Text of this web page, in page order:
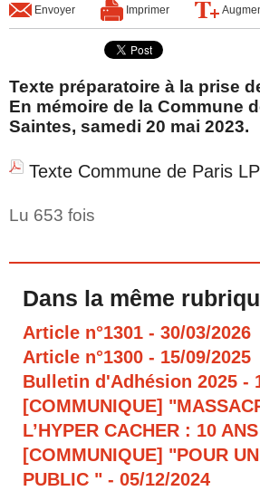
Envoyer Imprimer
Texte préparatoire à la prise
En mémoire de la Commune
Saintes, samedi 20 mai 2023.
Texte Commune de Paris
Lu 653 fois
Dans la même
Article n°1301 - 30/03/2026
Article n°1300 - 15/09/2025
Bulletin d'Adhésion 2025 -
[COMMUNIQUE]
L’HYPER CACHER : 10
[COMMUNIQUE] "POUR
PUBLIC " - 05/12/2024